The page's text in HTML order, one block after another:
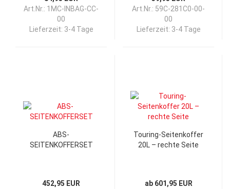
Art.Nr.: 1MC-INBAG-CC-
00
Lieferzeit: 3-4 Tage
Art.Nr.: 59C-281C0-00-
00
Lieferzeit: 3-4 Tage
ABS-
SEITENKOFFERSET
452,95 EUR
Touring-Seitenkoffer
20L – rechte Seite
ab 601,95 EUR